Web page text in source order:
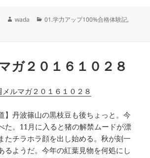
作
wada
カ
01.学力アップ100%合格体験記,
ガ２０１６１０２８
メルマガ２０１６１０２８
】丹波篠山の黒枝豆も後ちょっと。今
た。11月に入ると猪の解禁ムードが漂
たチラホラ顔を出し始める。秋が刻一
るようだ。今年の紅葉見物を何処にし